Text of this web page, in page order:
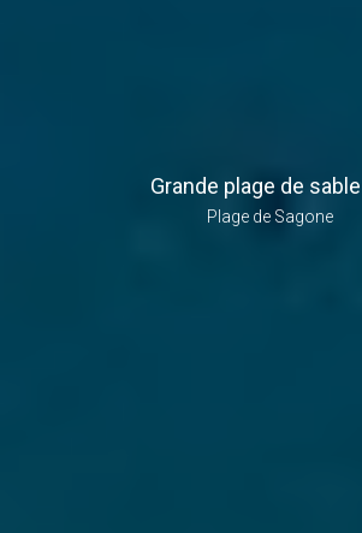
Grande plage de
Plage de Sagone